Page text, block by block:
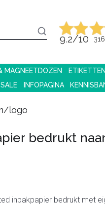
9.2/10
MAGNEETDOZEN ETIKETTEN
INFOPAGINA
logo
bedrukt
inpakpapier bedrukt